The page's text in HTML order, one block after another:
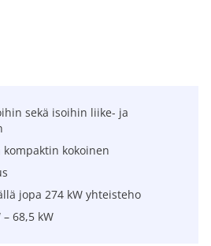
sekä isoihin liike- ja
kokoinen
jopa 274 kW yhteisteho
68,5 kW